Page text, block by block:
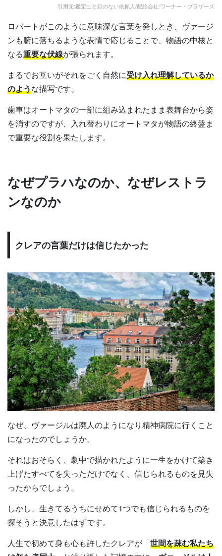
引用元:鑑定士と顔のない依頼人/配給会社:ワーナー・ブラザーズ
ロバートがこのように意味深な言葉を発しとき、ヴァージ
ンも腑に落ちるような表情で応じることで、物語の中核と
なる重要な伏線が張られます。
まるでお互いがそれをごく自然に受け入れ理解しているか
のような描写です。
歯車はオートマタの一部に組み込まれたまま表舞台から姿
を消すのですが、入れ替わりにオートマタが物語の終盤ま
で重要な役割を果たします。
なぜプラハなのか、なぜレストラ
ンなのか
クレアの言葉だけは信じたかった
なぜ、ヴァージルは廃人のようになり精神病院に行くこと
になったのでしょうか。
それはおそらく、劇中で描かれたように一生をかけて築き
上げたすべてを失っただけでなく、信じられるものを見失
ったからでしょう。
しかし、生きてるうちにせめて1つでも信じられるものを
探そうと決意したはずです。
人生で初めて身も心も許したクレアが「世間を疎む私たち